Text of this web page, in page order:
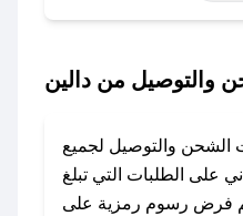
العثور بسهولة على
الإلكتروني لإضافته
بسرعة.
والتوصيل من دالين
الشحن والتوصيل لجميع
على الطلبات التي تبلغ
يتم فرض رسوم رمزية على